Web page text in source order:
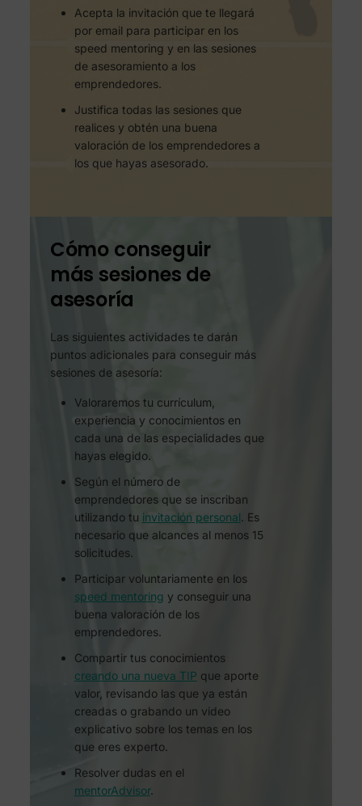
Acepta la invitación que te llegará
por email para participar en los
speed mentoring y en las sesiones
de asesoramiento a los
emprendedores.
Justifica todas las sesiones que
realices y obtén una buena
valoración de los emprendedores a
los que hayas asesorado.
Cómo conseguir
más sesiones de
asesoría
Las siguientes actividades te darán
puntos adicionales para conseguir más
sesiones de asesoría:
Valoraremos tu currículum,
experiencia y conocimientos en
cada una de las especialidades que
hayas elegido.
Según el número de
emprendedores que se inscriban
utilizando tu invitación personal . Es
necesario que alcances al menos 15
solicitudes.
Participar voluntariamente en los
speed mentoring y conseguir una
buena valoración de los
emprendedores.
Compartir tus conocimientos
creando una nueva TIP que aporte
valor, revisando las que ya están
creadas o grabando un video
explicativo sobre los temas en los
que eres experto.
Resolver dudas en el
mentorAdvisor.